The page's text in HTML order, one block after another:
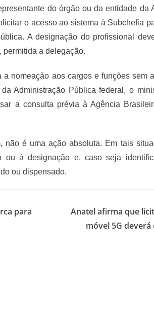
do órgão ou da entidade da
o acesso ao sistema à Subchefia
A designação do profissional
permitida a delegação.
nomeação aos cargos e funções sem
Administração Pública federal, o
a consulta prévia à Agência
não é uma ação absoluta. Em tais
ou à designação e, caso seja
ou dispensado.
para
Anatel afirma que
móvel 5G